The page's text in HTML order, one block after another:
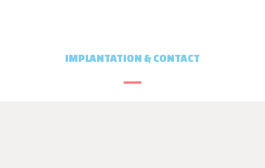
IMPLANTATION & CONTACT